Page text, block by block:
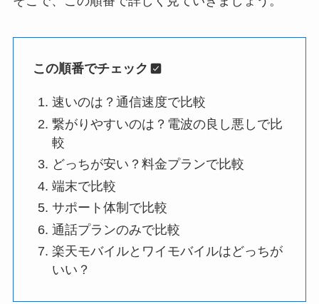
この順番でチェック
速いのは？通信速度で比較
繋がりやすいのは？電波の良し悪しで比
較
どっちが安い？料金プランで比較
端末で比較
サポート体制で比較
通話プランのみで比較
楽天モバイルとワイモバイルはどっちが
いい？